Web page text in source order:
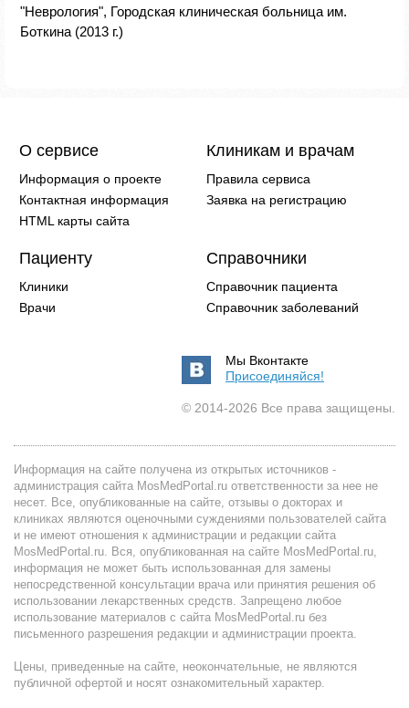
"Неврология", Городская клиническая больница им.
Боткина (2013 г.)
О сервисе
Информация о проекте
Контактная информация
HTML карты сайта
Клиникам и врачам
Правила сервиса
Заявка на регистрацию
Пациенту
Клиники
Врачи
Справочники
Справочник пациента
Справочник заболеваний
Мы Вконтакте
Присоединяйся!
© 2014-2026 Все права защищены.
Информация на сайте получена из открытых источников -
администрация сайта MosMedPortal.ru ответственности за нее не
несет. Все, опубликованные на сайте, отзывы о докторах и
клиниках являются оценочными суждениями пользователей сайта
и не имеют отношения к администрации и редакции сайта
MosMedPortal.ru. Вся, опубликованная на сайте MosMedPortal.ru,
информация не может быть использованная для замены
непосредственной консультации врача или принятия решения об
использовании лекарственных средств. Запрещено любое
использование материалов с сайта MosMedPortal.ru без
письменного разрешения редакции и администрации проекта.
Цены, приведенные на сайте, неокончательные, не являются
публичной офертой и носят ознакомительный характер.